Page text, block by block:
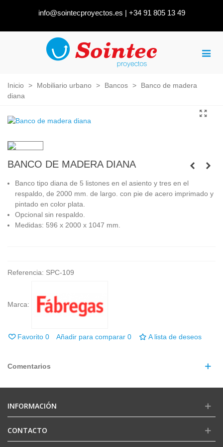
info@sointecproyectos.es | +34 91 805 13 49
Inicio > Mobiliario urbano > Bancos >
Banco de madera
diana
BANCO DE MADERA DIANA
Banco tipo diana de 5 listones en el asiento y tres en el
respaldo, de 2000 mm. de largo. con pie de acero imprimado y
pintado en color plata.
Opcional sin respaldo.
Medidas: 596 x 2000 x 1047 mm.
Referencia: SPC-109
Marca:
Favorito 0 Añadir para comparar 0 A lista de deseos
Comentarios
INFORMACIÓN
CONTACTO